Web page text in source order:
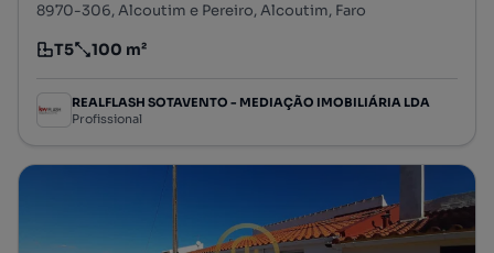
8970-306, Alcoutim e Pereiro, Alcoutim, Faro
Tipologia
T5
Preço por metro quadrado
100 m²
REALFLASH SOTAVENTO - MEDIAÇÃO IMOBILIÁRIA LDA
Profissional